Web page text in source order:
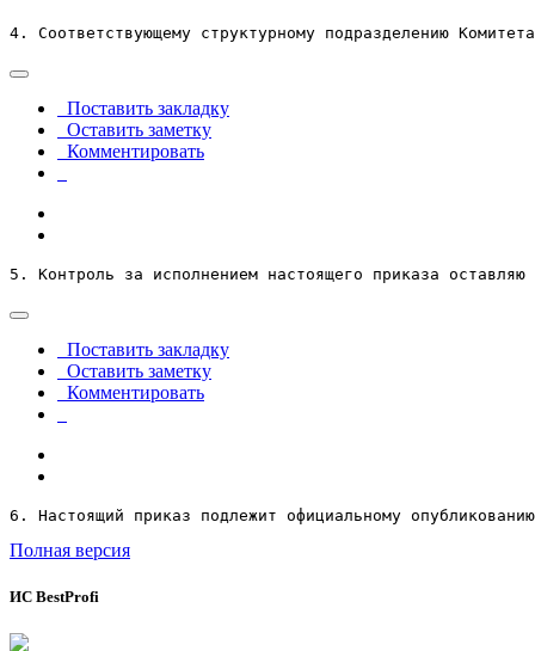
4. Соответствующему структурному подразделению
Поставить закладку
Оставить заметку
Комментировать
5. Контроль за исполнением настоящего приказа
Поставить закладку
Оставить заметку
Комментировать
6. Настоящий приказ подлежит официальному
Полная версия
ИС BestProfi